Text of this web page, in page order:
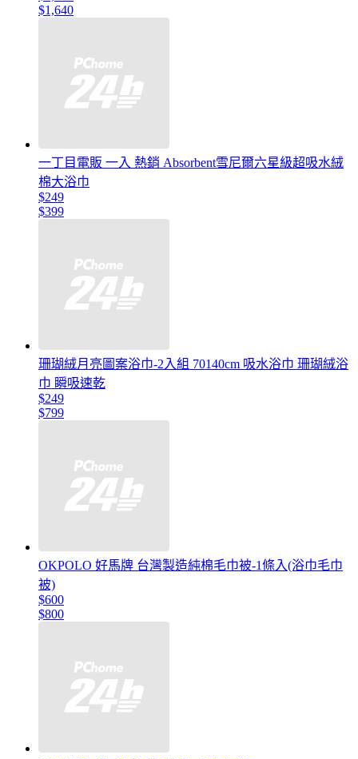
$1,640
一丁目電販 一入 熱銷 Absorbent雪尼爾六星級超吸水絨
棉大浴巾
$249
$399
珊瑚絨月亮圖案浴巾-2入組 70140cm 吸水浴巾 珊瑚絨浴
巾 瞬吸速乾
$249
$799
OKPOLO 好馬牌 台灣製造純棉毛巾被-1條入(浴巾毛巾
被)
$600
$800